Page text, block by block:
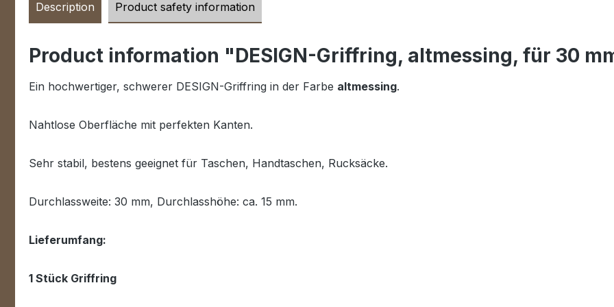
Description Product safety information
Product information "DESIGN-Griffring, altmessing, für 30
Ein hochwertiger, schwerer DESIGN-Griffring in der Farbe altmessing.
Nahtlose Oberfläche mit perfekten Kanten.
Sehr stabil, bestens geeignet für Taschen, Handtaschen, Rucksäcke.
Durchlassweite: 30 mm, Durchlasshöhe: ca. 15 mm.
Lieferumfang:
1 Stück Griffring